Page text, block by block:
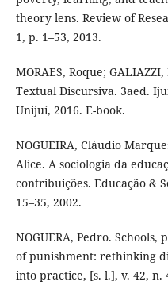
theory lens. Review of
1, p. 1–53, 2013.
MORAES, Roque;
Textual Discursiva. 3aed.
Unijuí, 2016. E-book.
NOGUEIRA, Cláudio
Alice. A sociologia da
contribuições. Educação &
15–35, 2002.
NOGUERA, Pedro.
of punishment: rethinking
into practice, [s. l.], v. 42, n.